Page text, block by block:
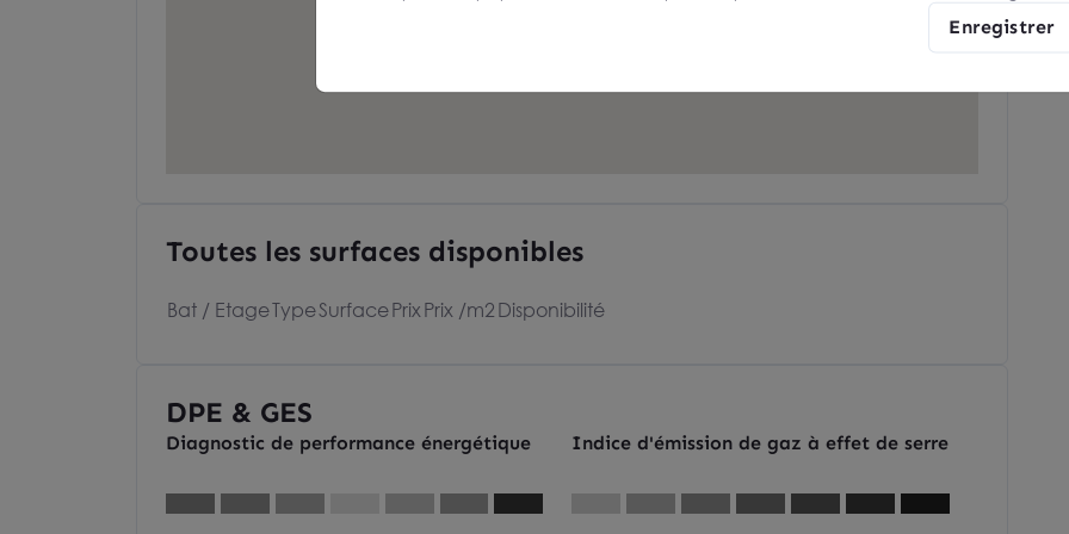
Toutes les surfaces disponibles
Bat / EtageTypeSurfacePrixPrix /m2 Disponibilité
DPE & GES
Diagnostic de performance énergétique Indice d'émission de gaz à effet de serre
Enregistrer